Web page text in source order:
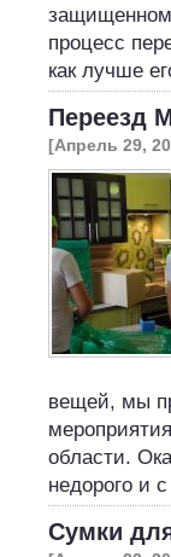
процесс
как лучше
Переезд
[Апрель 29,
вещей, мы
области.
недорого и
Сумки